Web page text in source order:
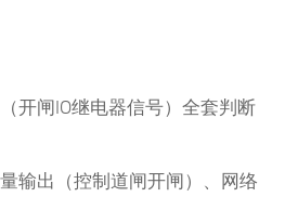
开闸IO继电器信号）全套判断
输出（控制道闸开闸）、网络